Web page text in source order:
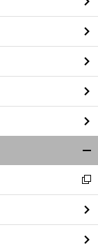
前
る
閉
る
新
し
い
ウ
ィ